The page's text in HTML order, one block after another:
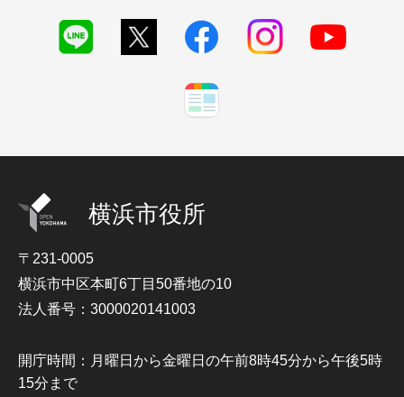
横浜市役所
〒231-0005
横浜市中区本町6丁目50番地の10
法人番号：3000020141003
開庁時間：月曜日から金曜日の午前8時45分から午後5時
15分まで